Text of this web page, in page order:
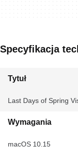
Specyfikacja
Tytuł
Last Days of Spring
Wymagania
macOS 10.15